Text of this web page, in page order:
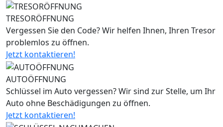
TRESORÖFFNUNG
Vergessen Sie den Code? Wir helfen Ihnen, Ihren Tresor
problemlos zu öffnen.
Jetzt kontaktieren!
AUTOÖFFNUNG
Schlüssel im Auto vergessen? Wir sind zur Stelle, um Ihr
Auto ohne Beschädigungen zu öffnen.
Jetzt kontaktieren!